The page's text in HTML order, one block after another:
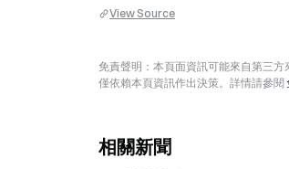
View Source
免責聲明：本頁面資訊可能來自第三
僅依賴本頁資訊作出決策。詳情請參閱
相關新聞